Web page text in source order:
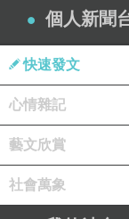
2021-
解鎖幸
2021-
馬來
http://
個人新聞
快速發文
心情雜記
藝文欣賞
社會萬象